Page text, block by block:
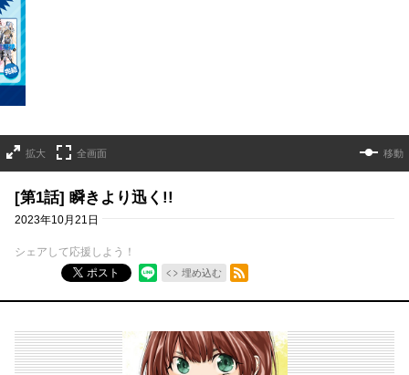
拡大 全画面 移動
[第1話] 瞬きより迅く!!
2023年10月21日
シェアして応援しよう！
ポスト
埋め込む
RSSフィード